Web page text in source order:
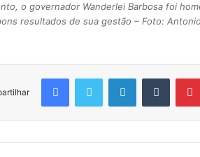
o governador Wanderlei Barbosa foi
resultados de sua gestão – Foto: